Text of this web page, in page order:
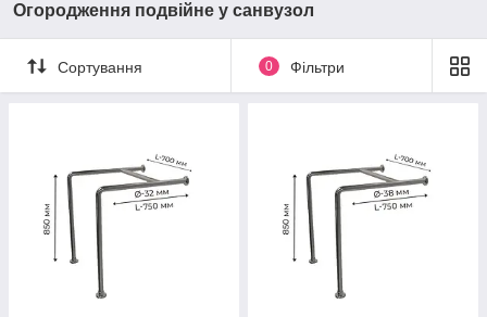
Огородження подвійне у санвузол
Сортування 0 Фільтри